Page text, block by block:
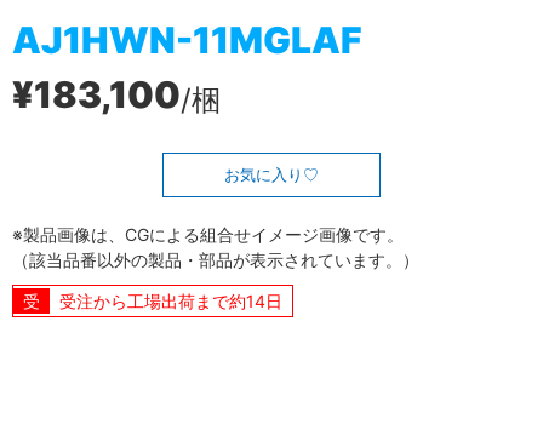
AJ1HWN-11MGLAF
¥183,100/梱
お気に入り
※製品画像は、CGによる組合せイメージ画像です。
（該当品番以外の製品・部品が表示されています。）
受注から工場出荷まで約14日